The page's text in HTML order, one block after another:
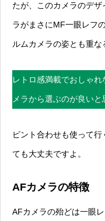
たが、このカメラのデ
ラがまさにMF一眼レフ
ルムカメラの姿とも重な
レトロ感満載でおしゃ
メラから選ぶのが良いと
ピント合わせも使って
ても大丈夫ですよ。
AFカメラの特徴
AFカメラの殆どは一眼